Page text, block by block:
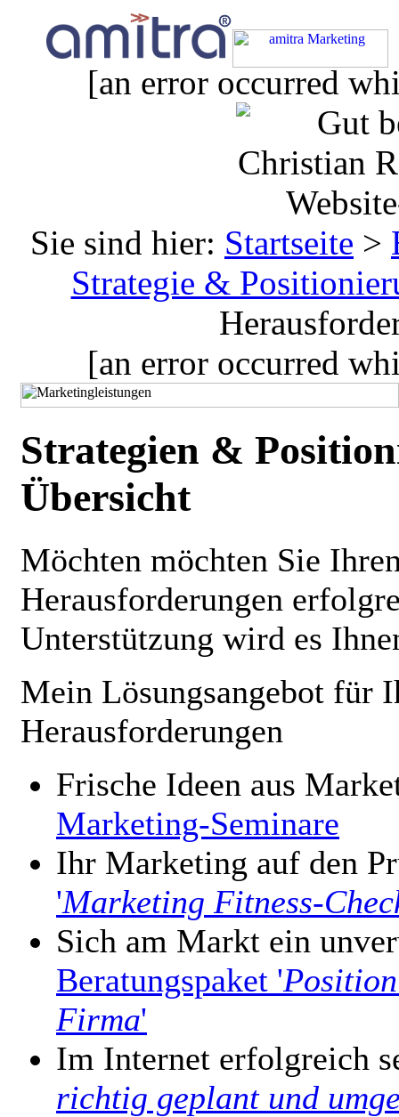
[an error occurred
Sie sind hier: Startseite >
Strategie &
[an error occurred
Strategien &
Übersicht
Möchten möchten Sie
Herausforderungen
Unterstützung wird es
Mein Lösungsangebot für
Herausforderungen
Frische Ideen aus
Marketing-Seminare
Ihr Marketing auf den
'Marketing Fitness-
Sich am Markt ein
Beratungspaket '
Firma'
Im Internet erfolgreich
richtig geplant und